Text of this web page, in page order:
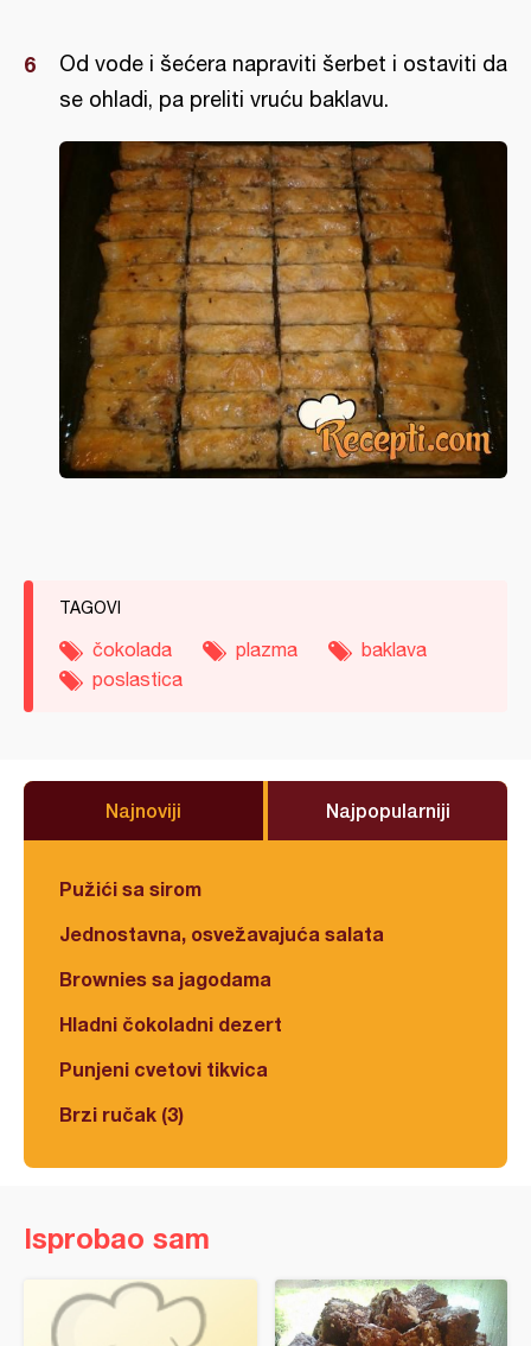
Od vode i šećera napraviti šerbet i ostaviti da
se ohladi, pa preliti vruću baklavu.
TAGOVI
čokolada plazma
baklava
poslastica
Najnoviji Najpopularniji
Pužići sa sirom
Jednostavna, osvežavajuća salata
Brownies sa jagodama
Hladni čokoladni dezert
Punjeni cvetovi tikvica
Brzi ručak (3)
Isprobao sam